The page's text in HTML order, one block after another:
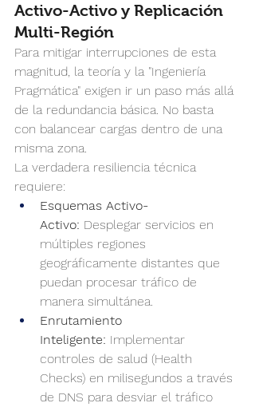
Activo-Activo y Replicación
Multi-Región
Para mitigar interrupciones de esta
magnitud, la teoría y la "Ingeniería
Pragmática" exigen ir un paso más allá
de la redundancia básica. No basta
con balancear cargas dentro de una
misma zona.
La verdadera resiliencia técnica
requiere:
Esquemas Activo-
Activo: Desplegar servicios en
múltiples regiones
geográficamente distantes que
puedan procesar tráfico de
manera simultánea.
Enrutamiento
Inteligente: Implementar
controles de salud (Health
Checks) en milisegundos a través
de DNS para desviar el tráfico